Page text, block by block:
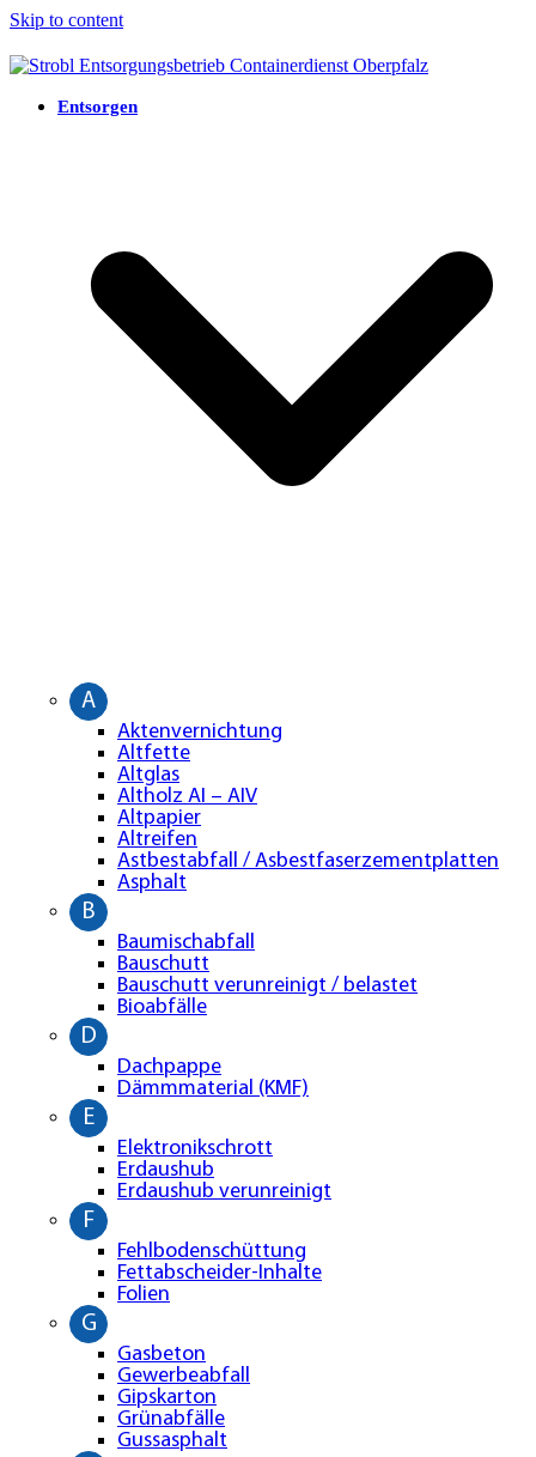
Skip to content
Entsorgen
A
Aktenvernichtung
Altfette
Altglas
Altholz AI – AIV
Altpapier
Altreifen
Astbestabfall / Asbestfaserzementplatten
Asphalt
B
Baumischabfall
Bauschutt
Bauschutt verunreinigt / belastet
Bioabfälle
D
Dachpappe
Dämmmaterial (KMF)
E
Elektronikschrott
Erdaushub
Erdaushub verunreinigt
F
Fehlbodenschüttung
Fettabscheider-Inhalte
Folien
G
Gasbeton
Gewerbeabfall
Gipskarton
Grünabfälle
Gussasphalt